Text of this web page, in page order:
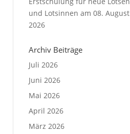
und Lotsinnen am 08. August
2026
Archiv Beiträge
Juli 2026
Juni 2026
Mai 2026
April 2026
März 2026